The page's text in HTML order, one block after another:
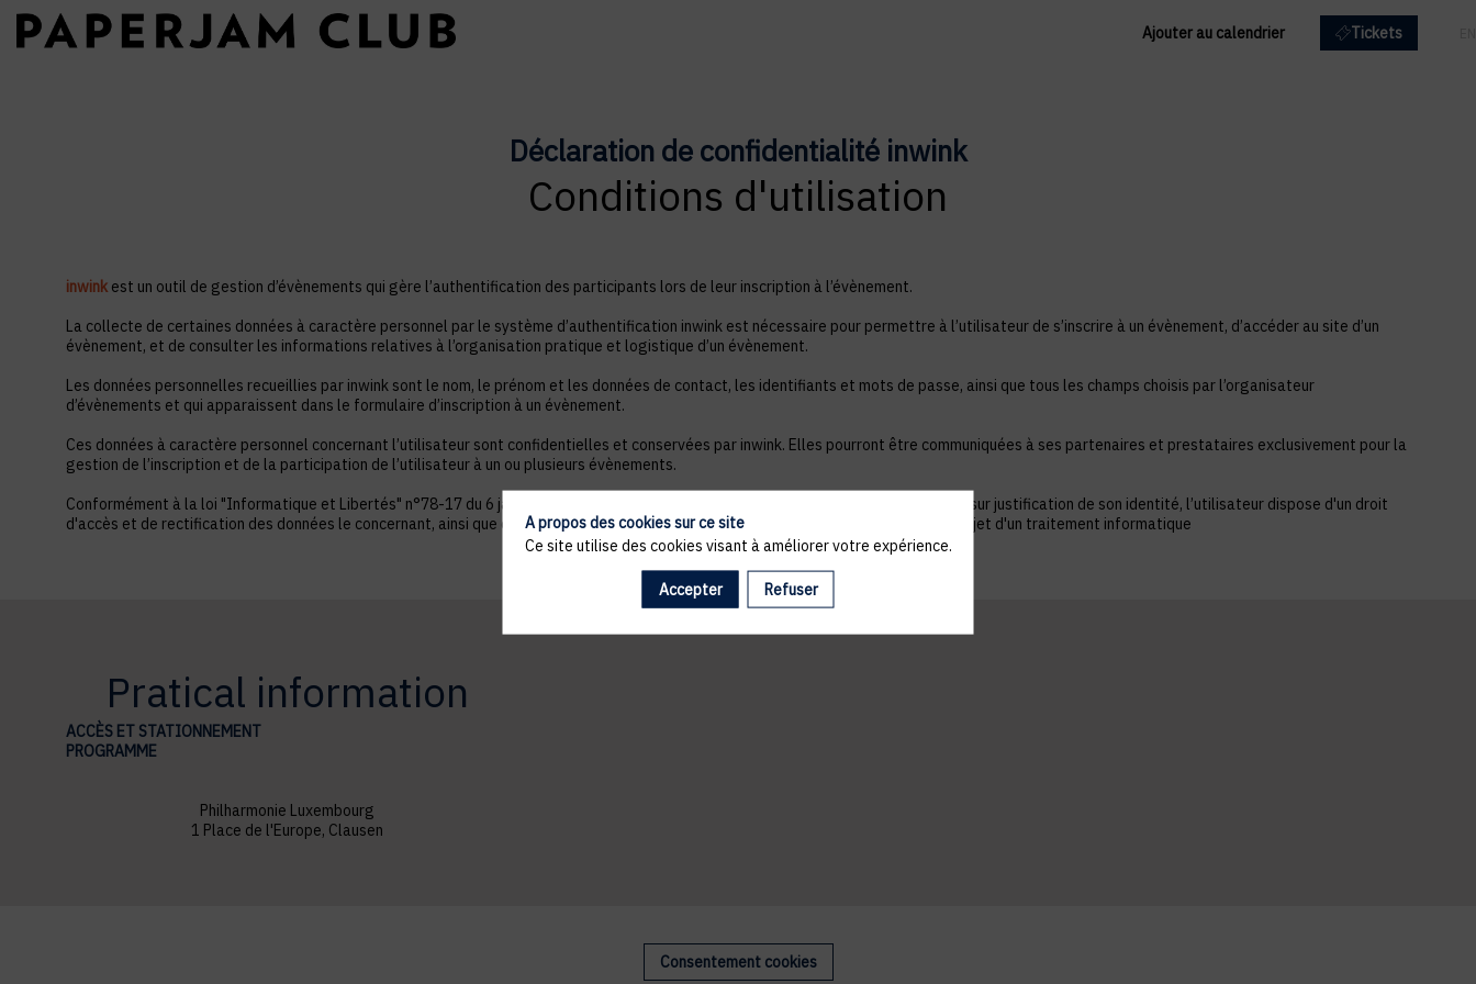
Ajouter au calendrier Tickets
Déclaration de confidentialité inwink
Conditions d'utilisation
inwink est un outil de gestion d’évènements qui gère l’authentification des participants lors de leur inscription à l’évènement.
La collecte de certaines données à caractère personnel par le système d’authentification inwink est nécessaire pour permettre à l’utilisateur de s’inscrire à un évènement, d’accéder au site d’un
évènement, et de consulter les informations relatives à l’organisation pratique et logistique d’un évènement.
Les données personnelles recueillies par inwink sont le nom, le prénom et les données de contact, les identifiants et mots de passe, ainsi que tous les champs choisis par l’organisateur
d’évènements et qui apparaissent dans le formulaire d’inscription à un évènement.
Ces données à caractère personnel concernant l’utilisateur sont confidentielles et conservées par inwink. Elles pourront être communiquées à ses partenaires et prestataires exclusivement pour la
gestion de l’inscription et de la participation de l’utilisateur à un ou plusieurs évènements.
Conformément à la loi "Informatique et Libertés" n°78-17 du 6 janvier 1978 telle que modifiée par la loi n°2004-801 du 6 août 2004, sur justification de son identité, l’utilisateur dispose d'un droit
d'accès et de rectification des données le concernant, ainsi que du droit de s’opposer à ce que les données le concernant fassent l'objet d'un traitement informatique
Pratical information
ACCÈS ET STATIONNEMENT
PROGRAMME
Philharmonie Luxembourg
1 Place de l'Europe, Clausen
Consentement cookies
A propos des cookies sur ce site
Ce site utilise des cookies visant à améliorer votre expérience.
Accepter Refuser